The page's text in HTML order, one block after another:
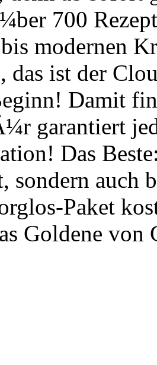
700
modernen
das ist der
Damit
garantiert
Das
sondern auch
Paket
Goldene von